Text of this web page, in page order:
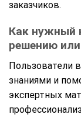
заказчиков.
Как нужный
решению
Пользователи
знаниями и
экспертных